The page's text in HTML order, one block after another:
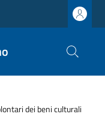
dei beni culturali